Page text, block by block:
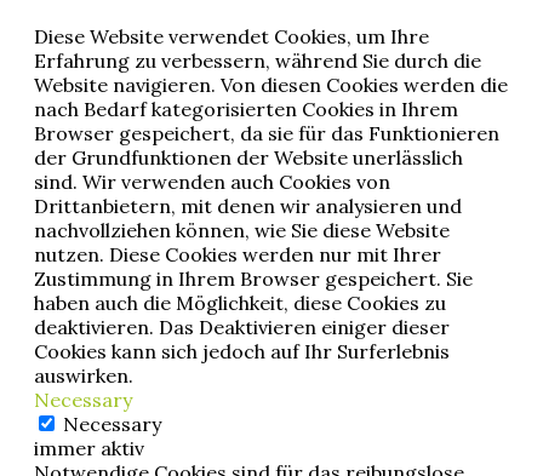
Diese Website verwendet Cookies, um Ihre
Erfahrung zu verbessern, während Sie durch die
Website navigieren. Von diesen Cookies werden die
nach Bedarf kategorisierten Cookies in Ihrem
Browser gespeichert, da sie für das Funktionieren
der Grundfunktionen der Website unerlässlich
sind. Wir verwenden auch Cookies von
Drittanbietern, mit denen wir analysieren und
nachvollziehen können, wie Sie diese Website
nutzen. Diese Cookies werden nur mit Ihrer
Zustimmung in Ihrem Browser gespeichert. Sie
haben auch die Möglichkeit, diese Cookies zu
deaktivieren. Das Deaktivieren einiger dieser
Cookies kann sich jedoch auf Ihr Surferlebnis
auswirken.
Necessary
Necessary
immer aktiv